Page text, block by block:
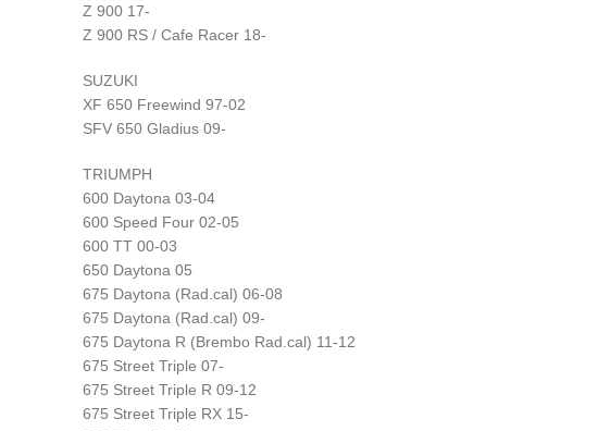
Z 900 17-
Z 900 RS / Cafe Racer 18-
SUZUKI
XF 650 Freewind 97-02
SFV 650 Gladius 09-
TRIUMPH
600 Daytona 03-04
600 Speed Four 02-05
600 TT 00-03
650 Daytona 05
675 Daytona (Rad.cal) 06-08
675 Daytona (Rad.cal) 09-
675 Daytona R (Brembo Rad.cal) 11-12
675 Street Triple 07-
675 Street Triple R 09-12
675 Street Triple RX 15-